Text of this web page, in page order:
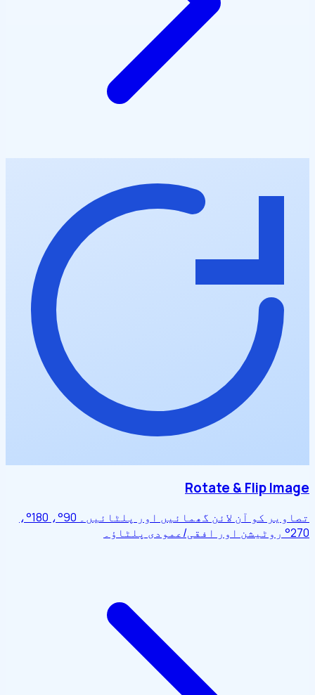
Rotate & Flip Image
تصاویر کو آن لائن گھمائیں اور پلٹائیں۔ 90°، 180°،
270° روٹیشن اور افقی/عمودی پلٹاؤ۔